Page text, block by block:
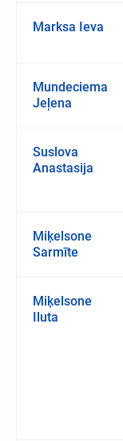
Marksa Ieva
Mundeciema
Jeļena
Suslova
Anastasija
Miķelsone
Sarmīte
Miķelsone
Iluta